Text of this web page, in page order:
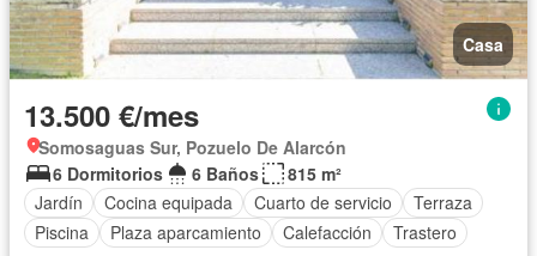
Casa
13.500 €/mes
Somosaguas Sur, Pozuelo De Alarcón
6 Dormitorios
6 Baños
815 m²
Jardín
Cocina equipada Cuarto de servicio
Terraza
Piscina
Plaza aparcamiento Calefacción Trastero